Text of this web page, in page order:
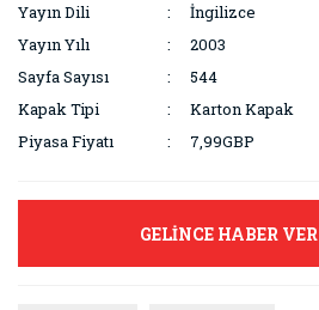
Yayın Dili
İngilizce
Yayın Yılı
2003
Sayfa Sayısı
544
Kapak Tipi
Karton Kapak
Piyasa Fiyatı
7,99GBP
GELİNCE HABER VER